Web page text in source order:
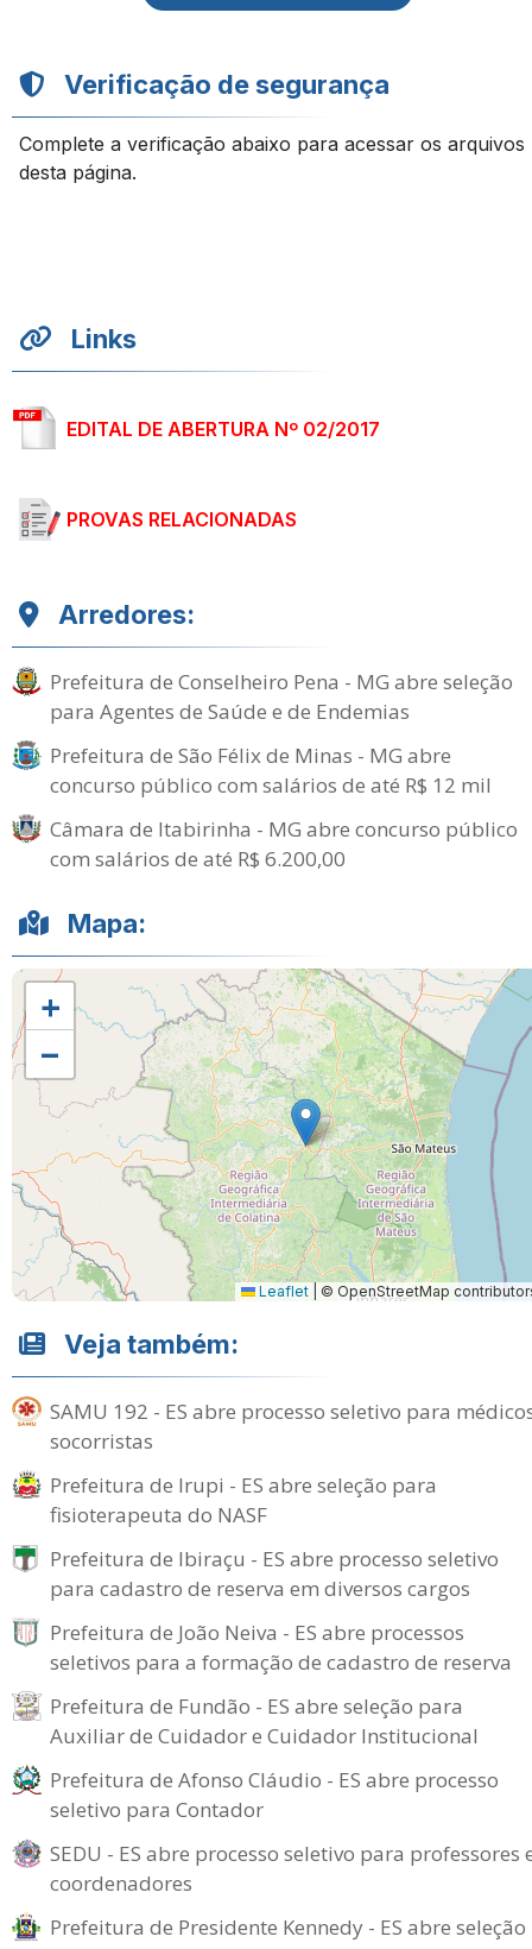
Verificação de segurança
Complete a verificação abaixo para acessar os arquivos
desta página.
Links
EDITAL DE ABERTURA Nº 02/2017
PROVAS RELACIONADAS
Arredores:
Prefeitura de Conselheiro Pena - MG abre seleção
para Agentes de Saúde e de Endemias
Prefeitura de São Félix de Minas - MG abre
concurso público com salários de até R$ 12 mil
Câmara de Itabirinha - MG abre concurso público
com salários de até R$ 6.200,00
Mapa:
+
−
Leaflet © OpenStreetMap
Veja também:
SAMU 192 - ES abre processo seletivo para
socorristas
Prefeitura de Irupi - ES abre seleção para
fisioterapeuta do NASF
Prefeitura de Ibiraçu - ES abre processo seletivo
para cadastro de reserva em diversos cargos
Prefeitura de João Neiva - ES abre processos
seletivos para a formação de cadastro de reserva
Prefeitura de Fundão - ES abre seleção para
Auxiliar de Cuidador e Cuidador Institucional
Prefeitura de Afonso Cláudio - ES abre processo
seletivo para Contador
SEDU - ES abre processo seletivo para professores
coordenadores
Prefeitura de Presidente Kennedy - ES abre seleção